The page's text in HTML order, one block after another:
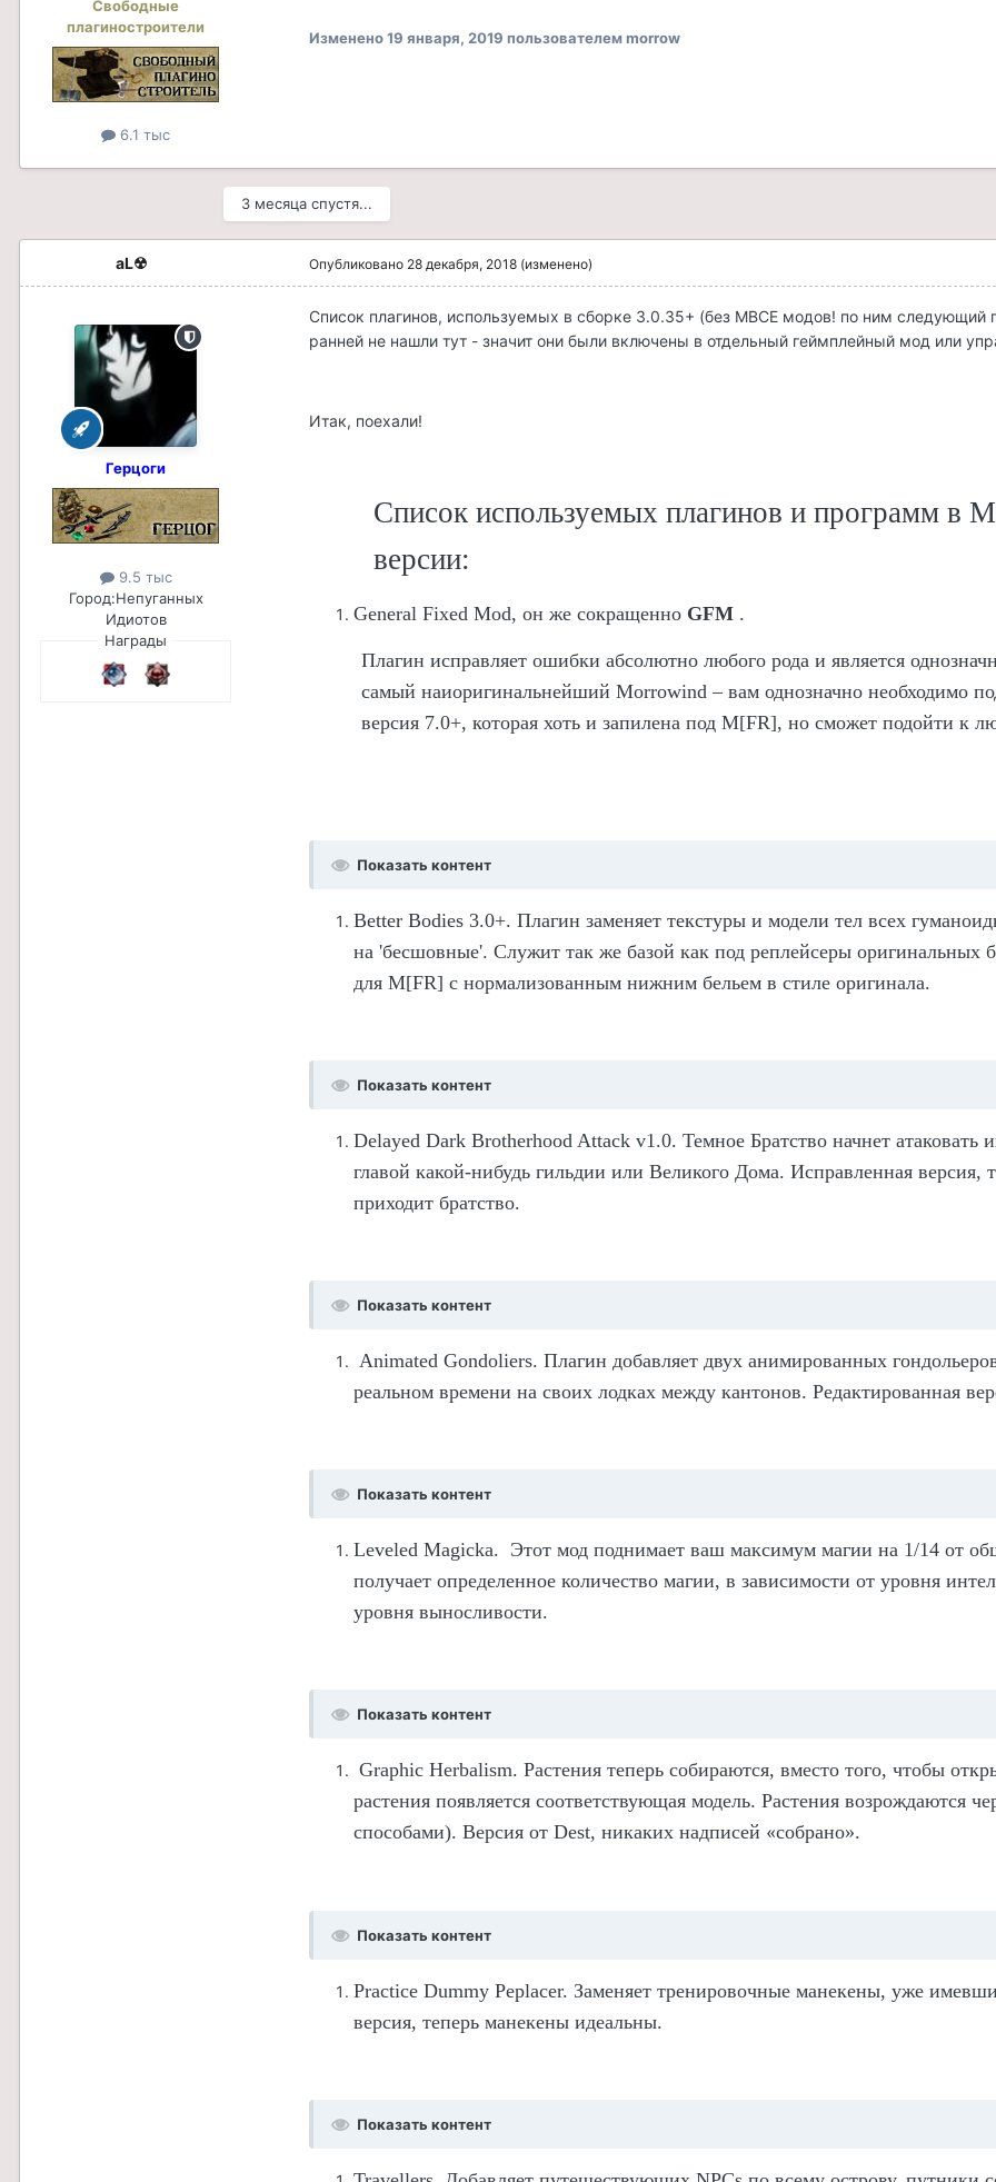
Свободные
плагиностроители
6.1 тыс
Изменено19 января, 2019 пользователем morrow
3 месяца спустя...
aL☢
Герцоги
9.5 тыс
Город:Непуганных
Идиотов
Награды
Опубликовано 28 декабря, 2018 (изменено)
Список плагинов, используемых в сборке 3.0.35+ (без МВСЕ модов! по ним следующий
ранней не нашли тут - значит они были включены в отдельный геймплейный мод или
Итак, поехали!
Список используемых плагинов и программ в
версии:
General Fixed Mod, он же сокращенно GFM .
Плагин исправляет ошибки абсолютно любого рода и является
самый наиоригинальнейшийMorrowind – вам однозначно необходимо
версия 7.0+, которая хоть и запилена подM[FR], но сможет подойти к
Показать контент
Better Bodies 3.0+. Плагин заменяет текстуры и модели тел всех
на 'бесшовные'. Служит так же базой как под реплейсеры оригинальных
для M[FR] с нормализованным нижним бельем в стиле оригинала.
Показать контент
Delayed Dark Brotherhood Attack v1.0. Темное Братство начнет атаковать
главой какой-нибудь гильдии или Великого Дома. Исправленная версия,
приходит братство.
Показать контент
Animated Gondoliers. Плагин добавляет двух анимированных
реальном времени на своих лодках между кантонов. Редактированная
Показать контент
Leveled Magicka. Этот мод поднимает ваш максимум магии на 1/14 от
получает определенное количество магии, в зависимости от уровня
уровня выносливости.
Показать контент
Graphic Herbalism. Растения теперь собираются, вместо того, чтобы
растения появляется соответствующая модель. Растения возрождаются
способами). Версия от Dest, никаких надписей «собрано».
Показать контент
Practice Dummy Peplacer. Заменяет тренировочные манекены, уже
версия, теперь манекены идеальны.
Показать контент